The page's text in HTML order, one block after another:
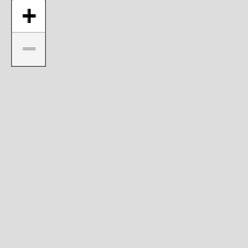
+
−